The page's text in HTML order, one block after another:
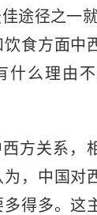
途径之一
食方面中
什么理由
方关系，
，中国对
多得多。这